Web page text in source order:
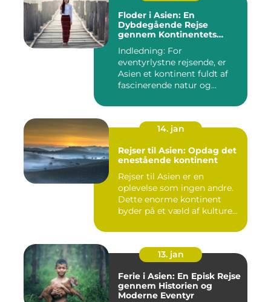
Floder i Asien: En
Dybdegående Rejse
gennem Kontinentets
Indledning: For
eventyrlystne rejsende, er
Asien et kontinent fuldt af
fascinerende natur og
14. jan
Rejser til Asien: Opdag det
enestående kontinent
Rejser til Asien er en
oplevelse som ingen andre.
Dette enorme kontinent
byder på et væld af kulture...
13. jan
Ferie i Asien: En Episk Rejse
gennem Historien og
Moderne Eventyr